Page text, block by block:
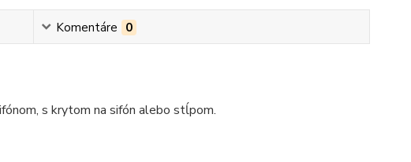
Komentáre 0
s krytom na sifón alebo stĺpom.